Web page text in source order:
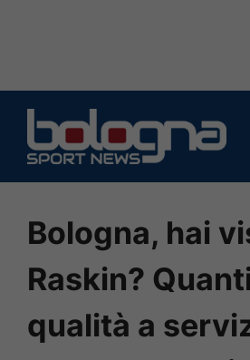
contenuto
Bologna, hai
Raskin?
qualità a